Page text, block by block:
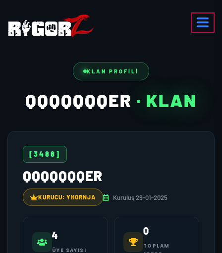
KLAN PROFILI
QQQQQQQER · KLAN
[3488]
QQQQQQQER
KURUCU: YHORNJA Kuruluş 29-01-2025
4
ÜYE SAYISI
0
TOPLAM